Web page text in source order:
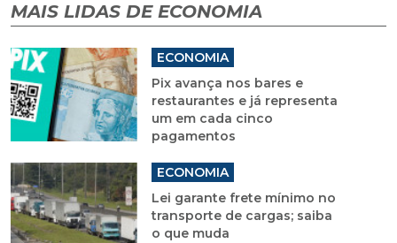
MAIS LIDAS DE ECONOMIA
ECONOMIA
Pix avança nos bares e
restaurantes e já representa
um em cada cinco
pagamentos
ECONOMIA
Lei garante frete mínimo no
transporte de cargas; saiba
o que muda